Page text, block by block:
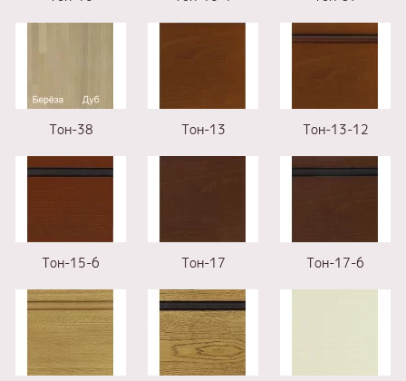
Тон-38 Тон-13 Тон-13-12
Тон-15-6 Тон-17 Тон-17-6